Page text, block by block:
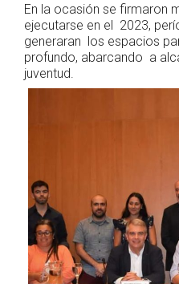
En la ocasión se firmaron
ejecutarse en el 2023,
generaran los espacios
profundo, abarcando a
juventud.